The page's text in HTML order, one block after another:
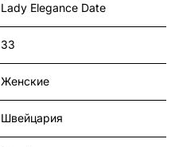
Lady Elegance Date
33
Женские
Швейцария